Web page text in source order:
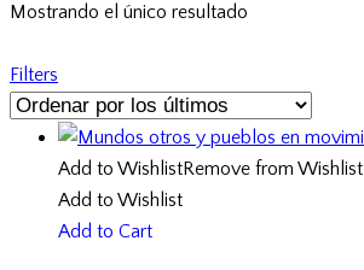
Mostrando el único resultado
Filters
Add to WishlistRemove from Wishlist
Add to Wishlist
Add to Cart